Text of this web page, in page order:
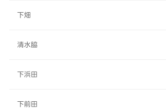
下畑
清水脇
下浜田
下前田